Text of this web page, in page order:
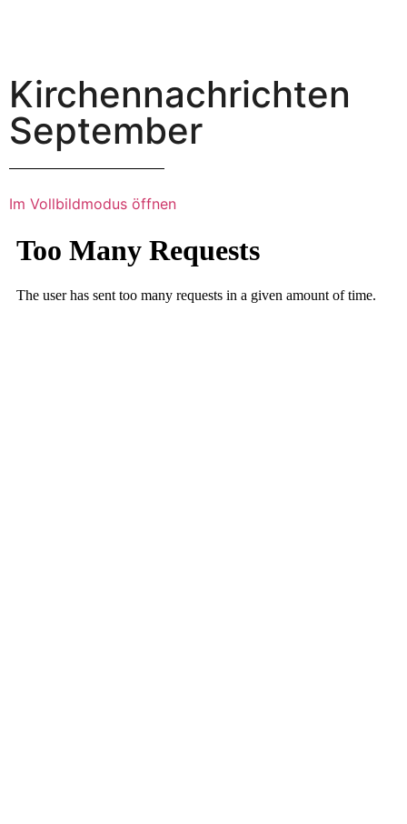
Kirchennachrichten
September
Im Vollbildmodus öffnen